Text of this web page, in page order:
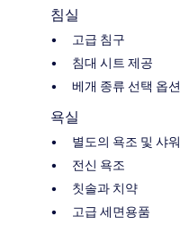
침실
고급 침구
침대 시트 제공
베개 종류 선택 옵션
욕실
별도의 욕조 및 샤워
전신 욕조
칫솔과 치약
고급 세면용품